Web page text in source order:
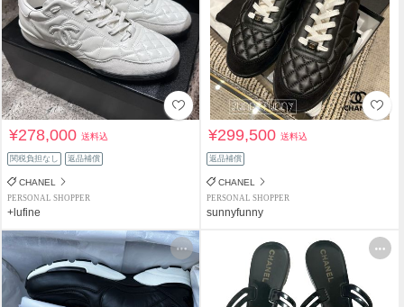
¥278,000送料込
関税負担なし 返品補償
CHANEL
PERSONAL SHOPPER
+lufine
¥299,500送料込
返品補償
CHANEL
PERSONAL SHOPPER
sunnyfunny